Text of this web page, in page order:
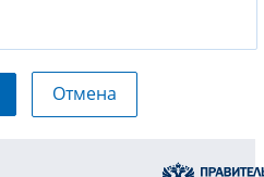
Отмена